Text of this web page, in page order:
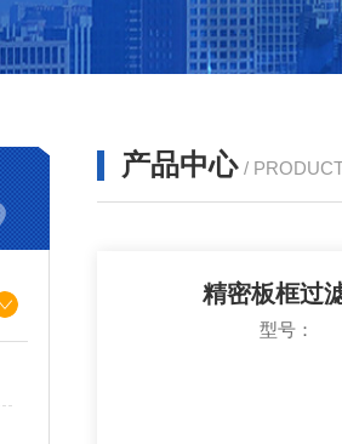
产品中心 /
精密板框过
型号：